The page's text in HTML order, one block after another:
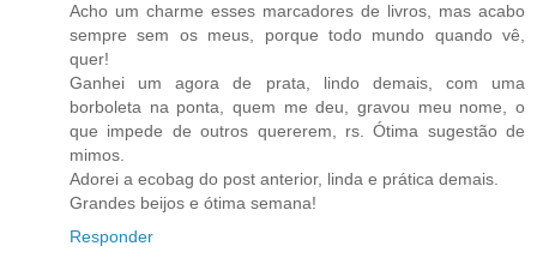
Acho um charme esses marcadores de livros, mas acabo
sempre sem os meus, porque todo mundo quando vê,
quer!
Ganhei um agora de prata, lindo demais, com uma
borboleta na ponta, quem me deu, gravou meu nome, o
que impede de outros quererem, rs. Ótima sugestão de
mimos.
Adorei a ecobag do post anterior, linda e prática demais.
Grandes beijos e ótima semana!
Responder